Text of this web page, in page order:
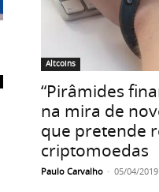
Altcoins
“Pirâmides
na mira de
que pretende
criptomoedas
Paulo Carvalho - 05/04/